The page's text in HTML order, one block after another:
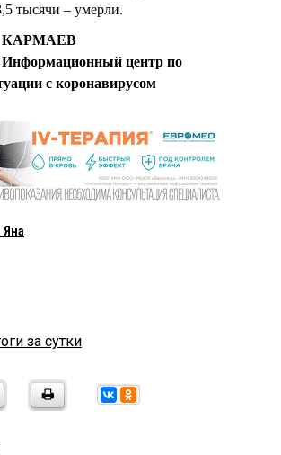
тысячи – умерли.
КАРМАЕВ
центр по
с коронавирусом
Яна
за сутки